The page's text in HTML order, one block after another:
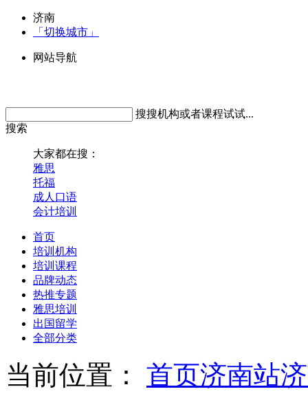
济南
「切换城市」
网站导航
搜搜机构或者课程试试...
搜索
大家都在搜：
雅思
托福
成人口语
会计培训
首页
培训机构
培训课程
品牌动态
热推专题
雅思培训
出国留学
全部分类
当前位置： 首页济南站